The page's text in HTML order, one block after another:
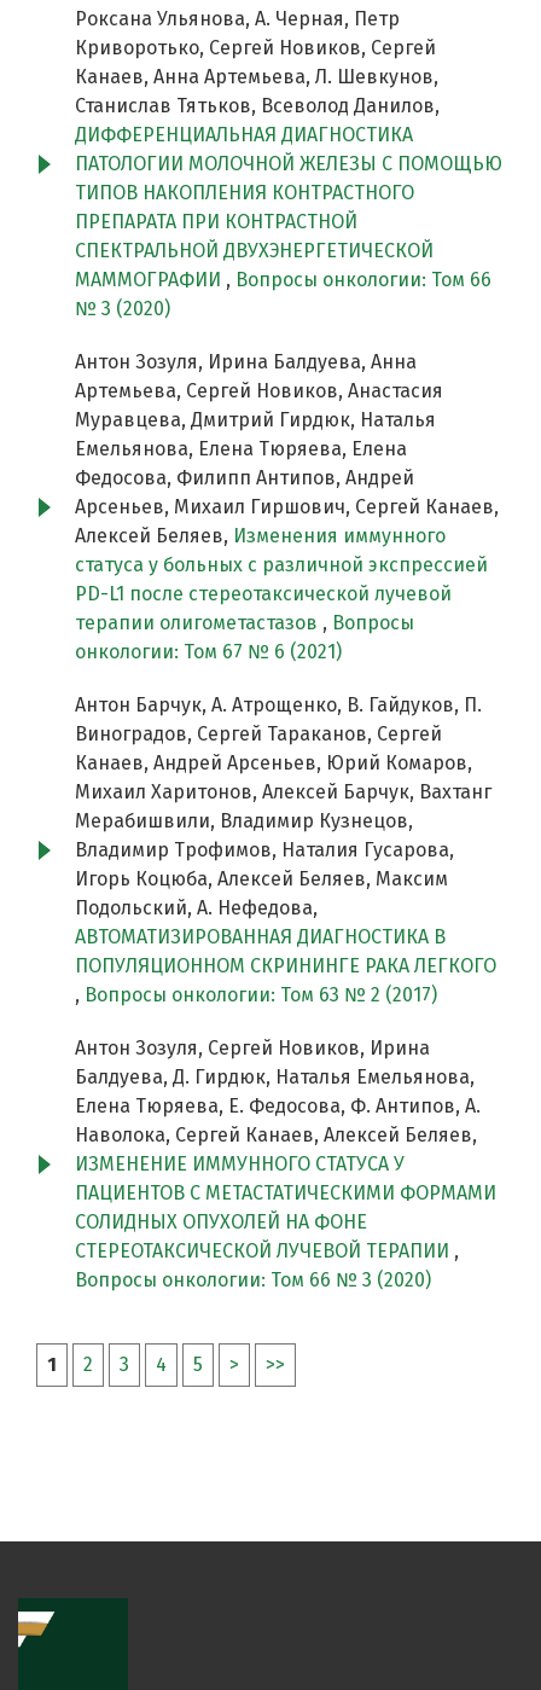
Роксана Ульянова, А. Черная, Петр
Криворотько, Сергей Новиков, Сергей
Канаев, Анна Артемьева, Л. Шевкунов,
Станислав Тятьков, Всеволод Данилов,
ДИФФЕРЕНЦИАЛЬНАЯ ДИАГНОСТИКА
ПАТОЛОГИИ МОЛОЧНОЙ ЖЕЛЕЗЫ С ПОМОЩЬЮ
ТИПОВ НАКОПЛЕНИЯ КОНТРАСТНОГО
ПРЕПАРАТА ПРИ КОНТРАСТНОЙ
СПЕКТРАЛЬНОЙ ДВУХЭНЕРГЕТИЧЕСКОЙ
МАММОГРАФИИ , Вопросы онкологии: Том 66
№ 3 (2020)
Антон Зозуля, Ирина Балдуева, Анна
Артемьева, Сергей Новиков, Анастасия
Муравцева, Дмитрий Гирдюк, Наталья
Емельянова, Елена Тюряева, Елена
Федосова, Филипп Антипов, Андрей
Арсеньев, Михаил Гиршович, Сергей Канаев,
Алексей Беляев, Изменения иммунного
статуса у больных с различной экспрессией
PD-L1 после стереотаксической лучевой
терапии олигометастазов , Вопросы
онкологии: Том 67 № 6 (2021)
Антон Барчук, А. Атрощенко, В. Гайдуков, П.
Виноградов, Сергей Тараканов, Сергей
Канаев, Андрей Арсеньев, Юрий Комаров,
Михаил Харитонов, Алексей Барчук, Вахтанг
Мерабишвили, Владимир Кузнецов,
Владимир Трофимов, Наталия Гусарова,
Игорь Коцюба, Алексей Беляев, Максим
Подольский, А. Нефедова,
АВТОМАТИЗИРОВАННАЯ ДИАГНОСТИКА В
ПОПУЛЯЦИОННОМ СКРИНИНГЕ РАКА ЛЕГКОГО
, Вопросы онкологии: Том 63 № 2 (2017)
Антон Зозуля, Сергей Новиков, Ирина
Балдуева, Д. Гирдюк, Наталья Емельянова,
Елена Тюряева, Е. Федосова, Ф. Антипов, А.
Наволока, Сергей Канаев, Алексей Беляев,
ИЗМЕНЕНИЕ ИММУННОГО СТАТУСА У
ПАЦИЕНТОВ С МЕТАСТАТИЧЕСКИМИ ФОРМАМИ
СОЛИДНЫХ ОПУХОЛЕЙ НА ФОНЕ
СТЕРЕОТАКСИЧЕСКОЙ ЛУЧЕВОЙ ТЕРАПИИ ,
Вопросы онкологии: Том 66 № 3 (2020)
1 2 3 4 5 > >>